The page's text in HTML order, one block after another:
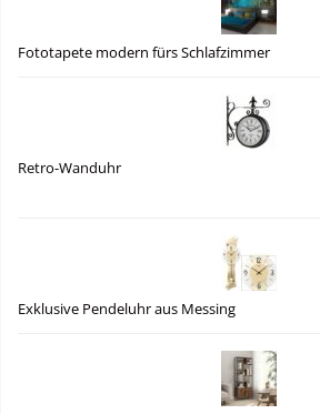
Fototapete modern fürs Schlafzimmer
Retro-Wanduhr
Exklusive Pendeluhr aus Messing